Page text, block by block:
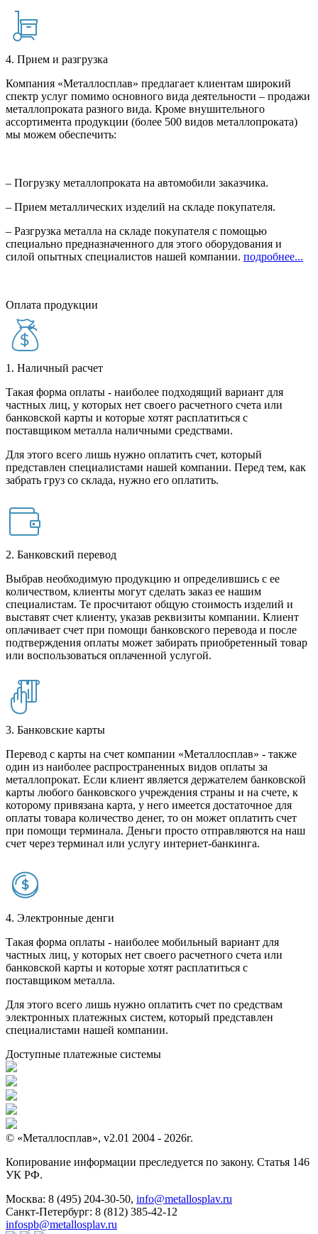
4. Прием и разгрузка
Компания «Металлосплав» предлагает клиентам широкий
спектр услуг помимо основного вида деятельности – продажи
металлопроката разного вида. Кроме внушительного
ассортимента продукции (более 500 видов металлопроката)
мы можем обеспечить:
– Погрузку металлопроката на автомобили заказчика.
– Прием металлических изделий на складе покупателя.
– Разгрузка металла на складе покупателя с помощью
специально предназначенного для этого оборудования и
силой опытных специалистов нашей компании. подробнее...
Оплата продукции
1. Наличный расчет
Такая форма оплаты - наиболее подходящий вариант для
частных лиц, у которых нет своего расчетного счета или
банковской карты и которые хотят расплатиться с
поставщиком металла наличными средствами.
Для этого всего лишь нужно оплатить счет, который
представлен специалистами нашей компании. Перед тем, как
забрать груз со склада, нужно его оплатить.
2. Банковский перевод
Выбрав необходимую продукцию и определившись с ее
количеством, клиенты могут сделать заказ ее нашим
специалистам. Те просчитают общую стоимость изделий и
выставят счет клиенту, указав реквизиты компании. Клиент
оплачивает счет при помощи банковского перевода и после
подтверждения оплаты может забирать приобретенный товар
или воспользоваться оплаченной услугой.
3. Банковские карты
Перевод с карты на счет компании «Металлосплав» - также
один из наиболее распространенных видов оплаты за
металлопрокат. Если клиент является держателем банковской
карты любого банковского учреждения страны и на счете, к
которому привязана карта, у него имеется достаточное для
оплаты товара количество денег, то он может оплатить счет
при помощи терминала. Деньги просто отправляются на наш
счет через терминал или услугу интернет-банкинга.
4. Электронные денги
Такая форма оплаты - наиболее мобильный вариант для
частных лиц, у которых нет своего расчетного счета или
банковской карты и которые хотят расплатиться с
поставщиком металла.
Для этого всего лишь нужно оплатить счет по средствам
электронных платежных систем, который представлен
специалистами нашей компании.
Доступные платежные системы
© «Металлосплав», v2.01 2004 - 2026г.
Копирование информации преследуется по закону. Статья 146
УК РФ.
Москва: 8 (495) 204-30-50, info@metallosplav.ru
Санкт-Петербург: 8 (812) 385-42-12
infospb@metallosplav.ru